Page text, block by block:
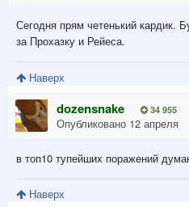
Сегодня прям четенький кардик.
за Прохазку и Рейеса.
Наверх
dozensnake 34 955
Опубликовано 12 апреля
в топ10 тупейших поражений
Наверх